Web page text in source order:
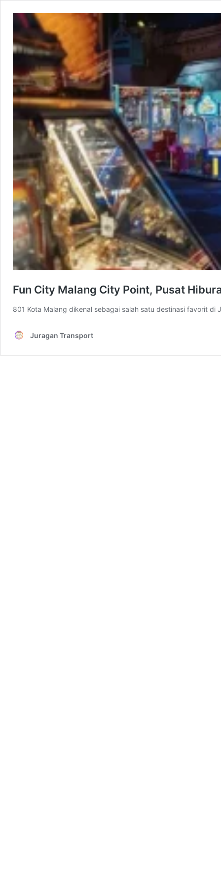
Fun City Malang City Point, Pusat
801 Kota Malang dikenal sebagai salah satu destinasi favorit
Juragan Transport